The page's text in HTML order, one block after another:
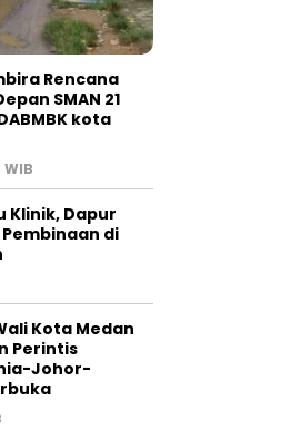
Rencana
SMAN 21
kota
Klinik, Dapur
di
Kota Medan
Perintis
Johor-